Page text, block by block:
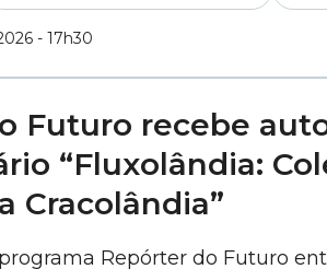
- 17h30
Futuro recebe
“Fluxolândia:
Cracolândia”
Repórter do Futuro